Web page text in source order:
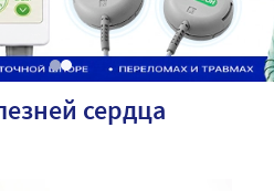
сердца